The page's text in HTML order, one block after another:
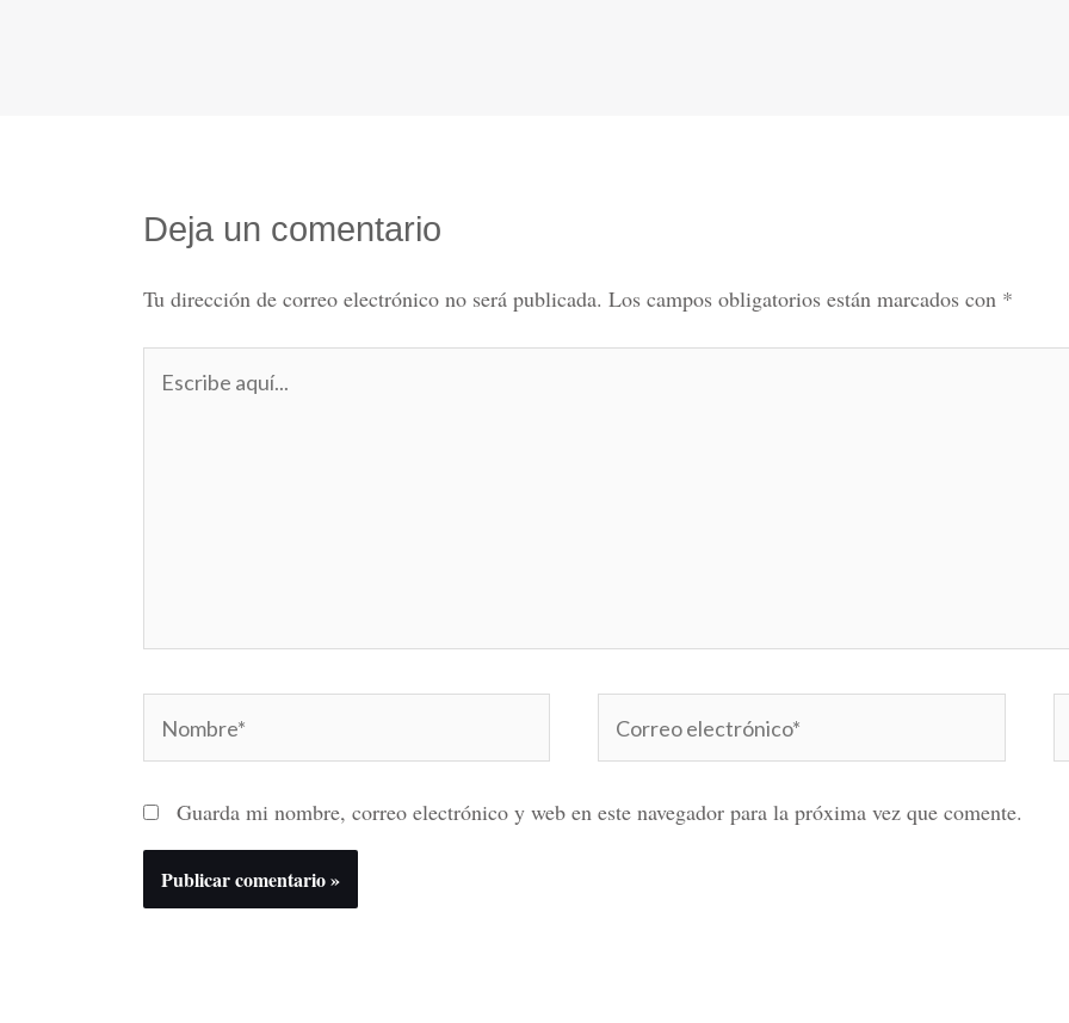
Deja un comentario
Tu dirección de correo electrónico no será publicada. Los campos obligatorios están marcados con *
aquí...
electrónico*
Guarda mi nombre, correo electrónico y web en este navegador para la próxima vez que comente.